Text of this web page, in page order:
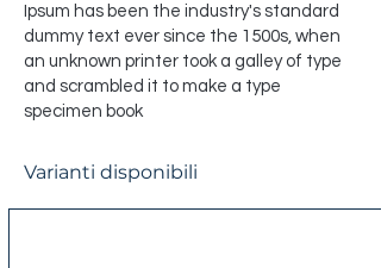
Ipsum has been the industry's standard
dummy text ever since the 1500s, when
an unknown printer took a galley of type
and scrambled it to make a type
specimen book
Varianti disponibili